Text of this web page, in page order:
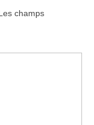
champs